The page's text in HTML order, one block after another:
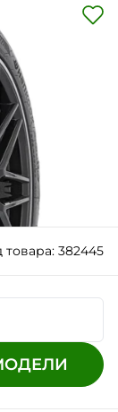
товара: 382445